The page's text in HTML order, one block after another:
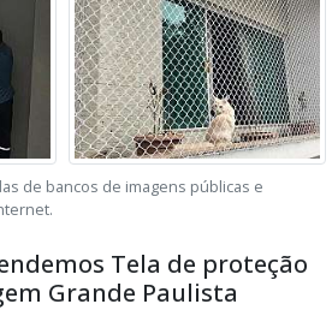
de bancos de imagens públicas e
Tela de proteção
Grande Paulista